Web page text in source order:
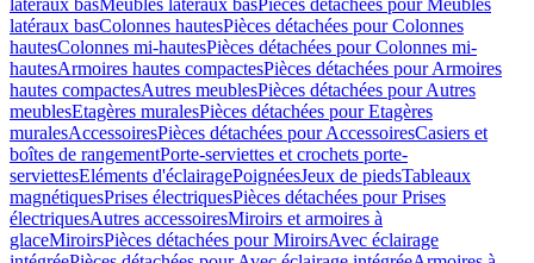
latéraux basMeubles latéraux basPièces détachées pour Meubles
latéraux basColonnes hautesPièces détachées pour Colonnes
hautesColonnes mi-hautesPièces détachées pour Colonnes mi-
hautesArmoires hautes compactesPièces détachées pour Armoires
hautes compactesAutres meublesPièces détachées pour Autres
meublesEtagères muralesPièces détachées pour Etagères
muralesAccessoiresPièces détachées pour AccessoiresCasiers et
boîtes de rangementPorte-serviettes et crochets porte-
serviettesEléments d'éclairagePoignéesJeux de piedsTableaux
magnétiquesPrises électriquesPièces détachées pour Prises
électriquesAutres accessoiresMiroirs et armoires à
glaceMiroirsPièces détachées pour MiroirsAvec éclairage